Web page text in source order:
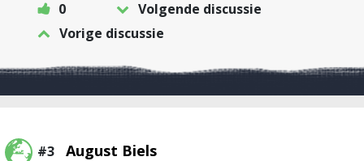
0
Volgende discussie
Vorige discussie
#3 August Biels